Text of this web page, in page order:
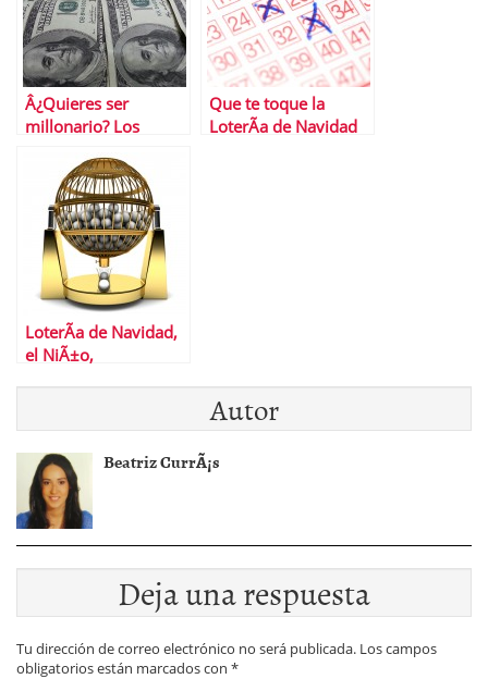
Â¿Quieres ser
millonario? Los
loterÃ­as del mundo
Que te toque la
LoterÃ­a de Navidad
LoterÃ­a de Navidad,
el NiÃ±o,
Autor
Beatriz CurrÃ¡s
Deja una respuesta
Tu dirección de correo electrónico no será publicada. Los campos
obligatorios están marcados con *